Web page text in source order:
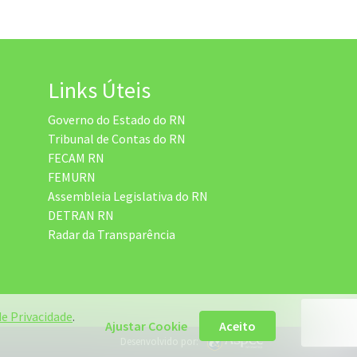
Links Úteis
Governo do Estado do RN
Tribunal de Contas do RN
FECAM RN
FEMURN
Assembleia Legislativa do RN
DETRAN RN
Radar da Transparência
Desenvolvido por:
Privacidade.
Ajustar Cookie Aceito